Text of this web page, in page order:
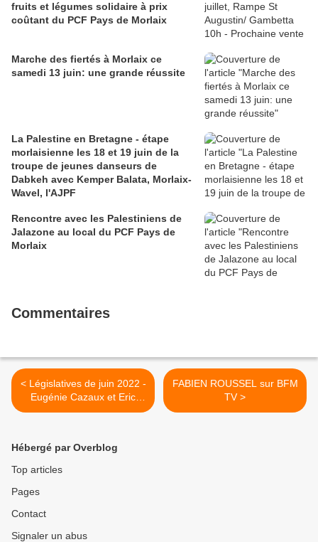
fruits et légumes solidaire à prix
coûtant du PCF Pays de Morlaix
Marche des fiertés à Morlaix ce
samedi 13 juin: une grande réussite
La Palestine en Bretagne - étape
morlaisienne les 18 et 19 juin de la
troupe de jeunes danseurs de
Dabkeh avec Kemper Balata, Morlaix-
Wavel, l'AJPF
Rencontre avec les Palestiniens de
Jalazone au local du PCF Pays de
Morlaix
Commentaires
< Législatives de juin 2022 -
Eugénie Cazaux et Eric
Guellec, candidats du Parti
circonscription du Finistère
(dite de Brest-Centre)
FABIEN ROUSSEL sur BFM
TV >
Hébergé par Overblog
Top articles
Pages
Contact
Signaler un abus